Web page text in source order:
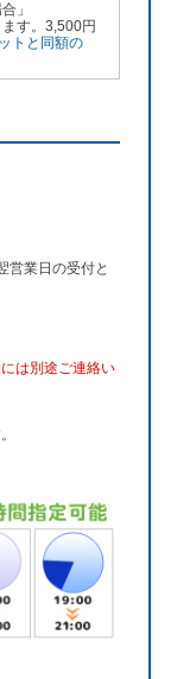
」
す。3,500円
トと同額の
営業日の受付と
は別途ご連絡い